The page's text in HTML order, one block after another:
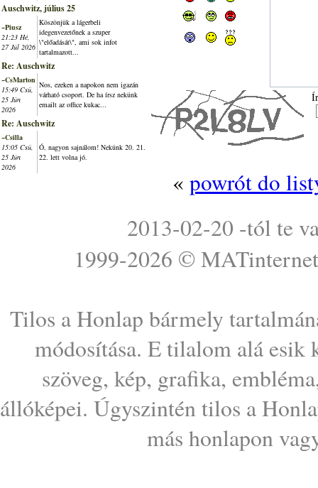
Auschwitz, július 25
~Piusz
21:23 Hé,
27 Júl 2026
Köszönjük a lágerbeli
idegenvezetőnek a szuper
\"előadását\", ami sok infot
tartalmazott...
Re: Auschwitz
~CsMarton
15:49 Csü,
25 Jún
2026
Nos, ezeken a napokon nem igazán
várható csoport. De ha írsz nekünk
emailt az office kukac...
Re: Auschwitz
~Csilla
15:05 Csü,
25 Jún
2026
Ó, nagyon sajnálom! Nekünk 20. 21.
22. lett volna jó.
« powrót do
2013-02-20 -tól te
1999-2026 © MATinternet
Tilos a Honlap bármely
módosítása. E tilalom alá esik
szöveg, kép, grafika,
állóképei. Úgyszintén tilos a
más honlapon